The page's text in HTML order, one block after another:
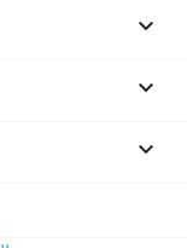


